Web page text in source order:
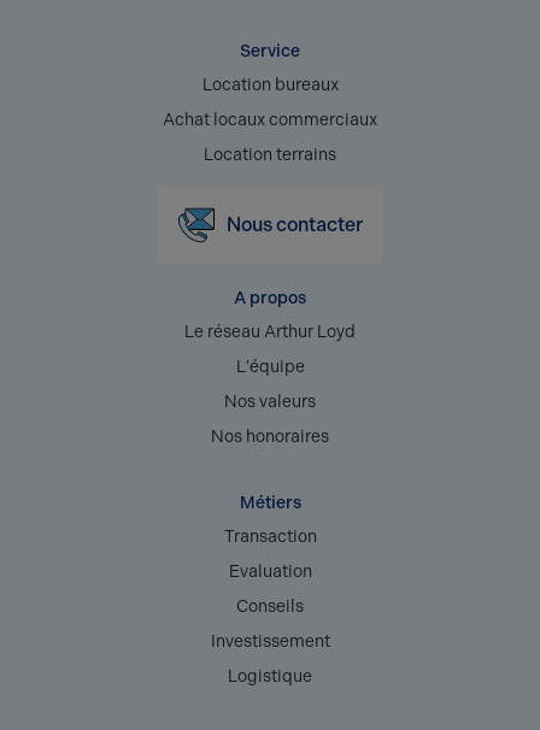
Service
Location bureaux
Achat locaux commerciaux
Location terrains
Nous contacter
A propos
Le réseau Arthur Loyd
L'équipe
Nos valeurs
Nos honoraires
Métiers
Transaction
Evaluation
Conseils
Investissement
Logistique